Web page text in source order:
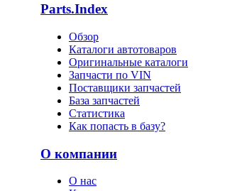
Parts.Index
Обзор
Каталоги автотоваров
Оригинальные каталоги
Запчасти по VIN
Поставщики запчастей
База запчастей
Статистика
Как попасть в базу?
О компании
О нас